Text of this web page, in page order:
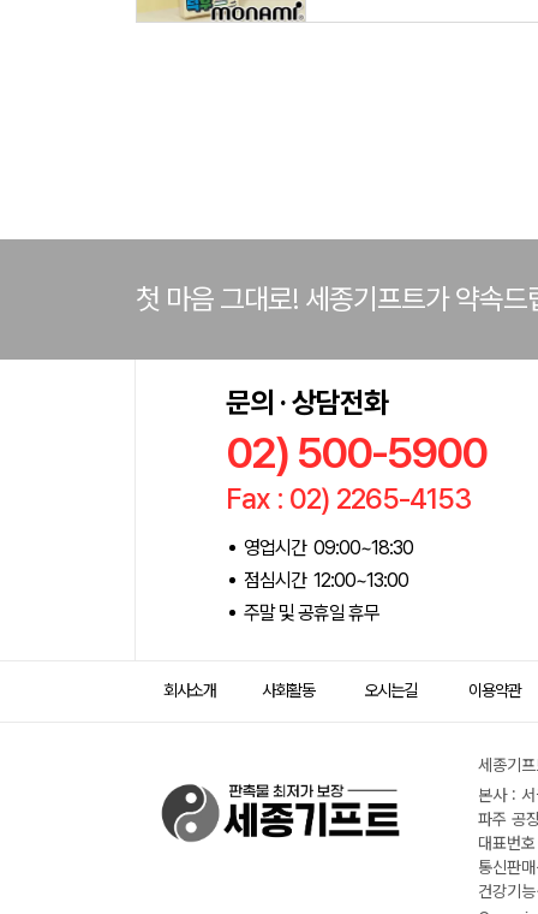
첫 마음 그대로! 세종기프트가 약속드
문의 · 상담전화
02) 500-5900
Fax : 02) 2265-4153
영업시간 09:00~18:30
점심시간 12:00~13:00
주말 및 공휴일 휴무
회사소개 사회활동 오시는길 이용약관
세종기
본사 :
파주 공
대표번
통신판
건강기